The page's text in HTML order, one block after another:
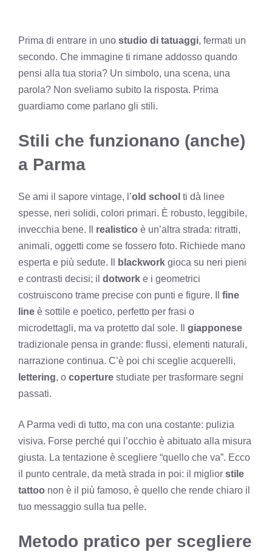
Prima di entrare in uno studio di tatuaggi, fermati un
secondo. Che immagine ti rimane addosso quando
pensi alla tua storia? Un simbolo, una scena, una
parola? Non sveliamo subito la risposta. Prima
guardiamo come parlano gli stili.
Stili che funzionano (anche)
a Parma
Se ami il sapore vintage, l’old school ti dà linee
spesse, neri solidi, colori primari. È robusto, leggibile,
invecchia bene. Il realistico è un’altra strada: ritratti,
animali, oggetti come se fossero foto. Richiede mano
esperta e più sedute. Il
blackwork gioca su neri pieni
e contrasti decisi; il dotwork e i geometrici
costruiscono trame precise con punti e figure. Il fine
line è sottile e poetico, perfetto per frasi o
microdettagli, ma va protetto dal sole. Il giapponese
tradizionale pensa in grande: flussi, elementi naturali,
narrazione continua. C’è poi chi sceglie acquerelli,
lettering, o coperture studiate per trasformare segni
passati.
A Parma vedi di tutto, ma con una costante: pulizia
visiva. Forse perché qui l’occhio è abituato alla misura
giusta. La tentazione è scegliere “quello che va”. Ecco
il punto centrale, da metà strada in poi: il miglior stile
tattoo non è il più famoso, è quello che rende chiaro il
tuo messaggio sulla tua pelle.
Metodo pratico per scegliere